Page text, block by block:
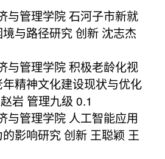
与管理学院 石河子市新就
与路径研究 创新 沈志杰
与管理学院 积极老龄化视
精神文化建设现状与优化
岩 管理九级 0.1
与管理学院 人工智能应用
影响研究 创新 王聪颖 王